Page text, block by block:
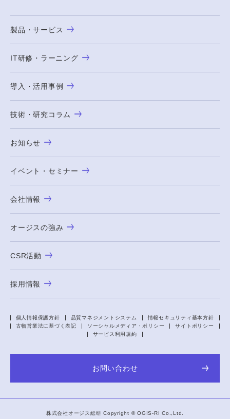
製品・サービス
IT研修・ラーニング
導入・活用事例
技術・研究コラム
お知らせ
イベント・セミナー
会社情報
オージスの強み
CSR活動
採用情報
個人情報保護方針 品質マネジメントシステム
情報セキュリティ基本方針
古物営業法に基づく表記
ソーシャルメディア・ポリシー
サイトポリシー
サービス利用規約
お問い合わせ
株式会社オージス総研 Copyright ©OGIS-RI Co.,Ltd.